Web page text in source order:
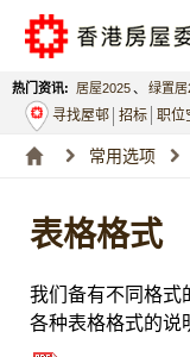
热门资讯: 居屋2025、 绿置居
寻找屋邨 招标 职位
常用选项
表格格式
我们备有不同格式
各种表格格式的说